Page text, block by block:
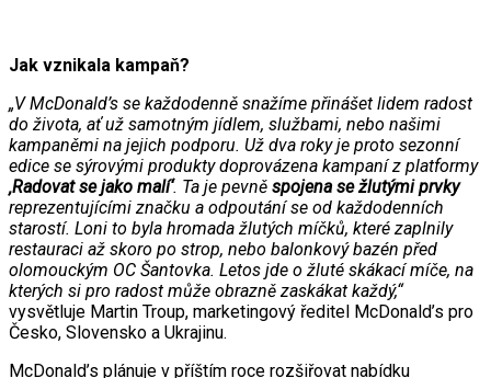
Jak vznikala kampaň?
„V McDonald’s se každodenně snažíme přinášet lidem radost
do života, ať už samotným jídlem, službami, nebo našimi
kampaněmi na jejich podporu. Už dva roky je proto sezonní
edice se sýrovými produkty doprovázena kampaní z platformy
‚Radovat se jako malí‘. Ta je pevně spojena se žlutými prvky
reprezentujícími značku a odpoutání se od každodenních
starostí. Loni to byla hromada žlutých míčků, které zaplnily
restauraci až skoro po strop, nebo balonkový bazén před
olomouckým OC Šantovka. Letos jde o žluté skákací míče, na
kterých si pro radost může obrazně zaskákat každý,“
vysvětluje Martin Troup, marketingový ředitel McDonald’s pro
Česko, Slovensko a Ukrajinu.
McDonald’s plánuje v příštím roce rozšiřovat nabídku